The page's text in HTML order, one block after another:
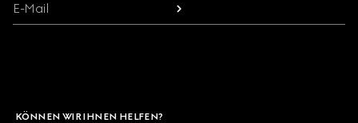
E-Mail
KÖNNEN WIR IHNEN HELFEN?